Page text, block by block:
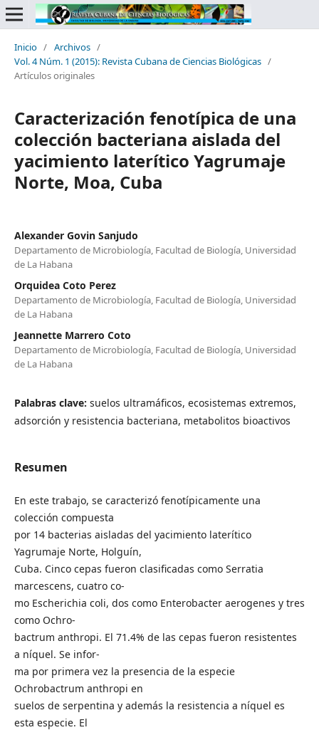
Inicio / Archivos /
Vol. 4 Núm. 1 (2015): Revista Cubana de Ciencias Biológicas /
Artículos originales
Caracterización fenotípica de una
colección bacteriana aislada del
yacimiento laterítico Yagrumaje
Norte, Moa, Cuba
Alexander Govin Sanjudo
Departamento de Microbiología, Facultad de Biología, Universidad
de La Habana
Orquidea Coto Perez
Departamento de Microbiología, Facultad de Biología, Universidad
de La Habana
Jeannette Marrero Coto
Departamento de Microbiología, Facultad de Biología, Universidad
de La Habana
Palabras clave: suelos ultramáficos, ecosistemas extremos,
adsorción y resistencia bacteriana, metabolitos bioactivos
Resumen
En este trabajo, se caracterizó fenotípicamente una
colección compuesta
por 14 bacterias aisladas del yacimiento laterítico
Yagrumaje Norte, Holguín,
Cuba. Cinco cepas fueron clasificadas como Serratia
marcescens, cuatro co-
mo Escherichia coli, dos como Enterobacter aerogenes y tres
como Ochro-
bactrum anthropi. El 71.4% de las cepas fueron resistentes
a níquel. Se infor-
ma por primera vez la presencia de la especie
Ochrobactrum anthropi en
suelos de serpentina y además la resistencia a níquel es
esta especie. El